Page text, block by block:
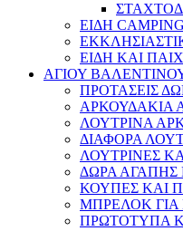
ΕΙΔΗ CAMPING
ΕΙΔΗ ΚΑΙ
ΑΓΙΟΥ
ΠΡΟΤΑΣΕΙΣ
ΑΡΚΟΥΔΑΚΙΑ
ΛΟΥΤΡΙΝΑ
ΔΙΑΦΟΡΑ
ΛΟΥΤΡΙΝΕΣ
ΔΩΡΑ ΑΓΑΠΗΣ
ΚΟΥΠΕΣ ΚΑΙ
ΜΠΡΕΛΟΚ
ΠΡΩΤΟΤΥΠΑ